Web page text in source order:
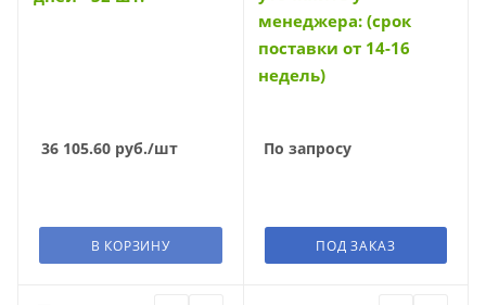
36 105.60 руб./шт
В КОРЗИНУ
менеджера: (срок
поставки от 14-16
недель)
По запросу
ПОД ЗАКАЗ